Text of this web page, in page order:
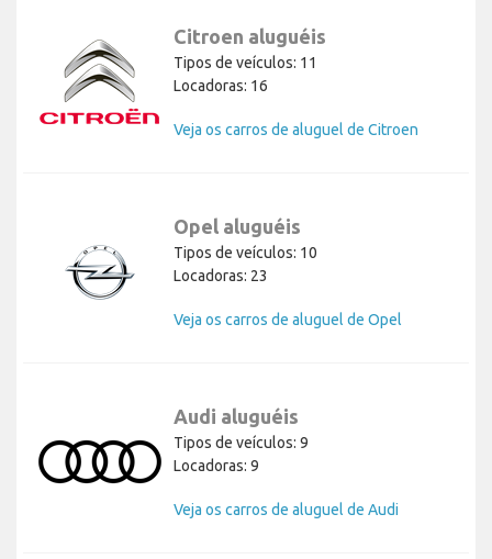
Citroen aluguéis
Tipos de veículos: 11
Locadoras: 16
Veja os carros de aluguel de Citroen
Opel aluguéis
Tipos de veículos: 10
Locadoras: 23
Veja os carros de aluguel de Opel
Audi aluguéis
Tipos de veículos: 9
Locadoras: 9
Veja os carros de aluguel de Audi